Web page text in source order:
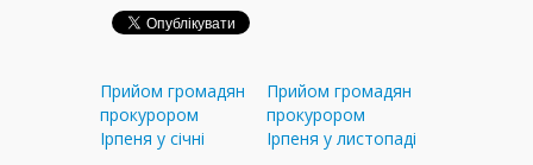
Прийом громадян
прокурором
Ірпеня у січні
Прийом громадян
прокурором
Ірпеня у листопаді